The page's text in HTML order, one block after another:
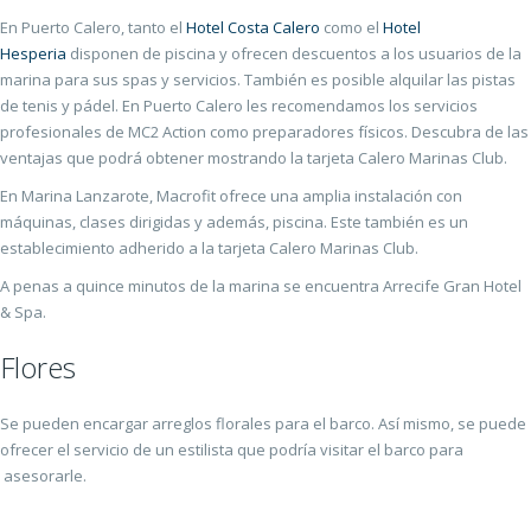
En Puerto Calero, tanto el Hotel Costa Calero como el Hotel
Hesperia disponen de piscina y ofrecen descuentos a los usuarios de la
marina para sus spas y servicios. También es posible alquilar las pistas
de tenis y pádel. En Puerto Calero les recomendamos los servicios
profesionales de MC2 Action como preparadores físicos. Descubra de las
ventajas que podrá obtener mostrando la tarjeta Calero Marinas Club.
En Marina Lanzarote, Macrofit ofrece una amplia instalación con
máquinas, clases dirigidas y además, piscina. Este también es un
establecimiento adherido a la tarjeta Calero Marinas Club.
A penas a quince minutos de la marina se encuentra Arrecife Gran Hotel
& Spa.
Flores
Se pueden encargar arreglos florales para el barco. Así mismo, se puede
ofrecer el servicio de un estilista que podría visitar el barco para
asesorarle.